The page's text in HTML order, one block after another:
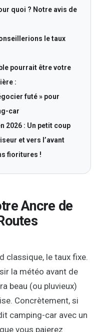
quoi ? Notre avis de
le taux
pourrait être votre
:
futé » pour
car
2026 : Un petit coup
et vers l’avant
fioritures !
Ancre de
classique, le taux fixe.
la météo avant de
beau (ou pluvieux)
Concrètement, si
camping-car avec un
vous paierez